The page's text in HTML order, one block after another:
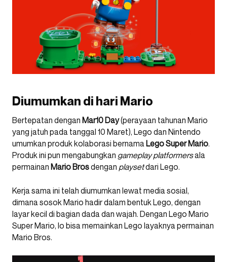
Diumumkan di hari Mario
Bertepatan dengan Mar10 Day(perayaan tahunan Mario
yang jatuh pada tanggal 10 Maret), Lego dan Nintendo
umumkan produk kolaborasi bernama Lego Super Mario.
Produk ini pun mengabungkan gameplay platformersala
permainan Mario Brosdengan playsetdari Lego.
Kerja sama ini telah diumumkan lewat media sosial,
dimana sosok Mario hadir dalam bentuk Lego, dengan
layar kecil di bagian dada dan wajah. Dengan Lego Mario
Super Mario, lo bisa memainkan Lego layaknya permainan
Mario Bros.